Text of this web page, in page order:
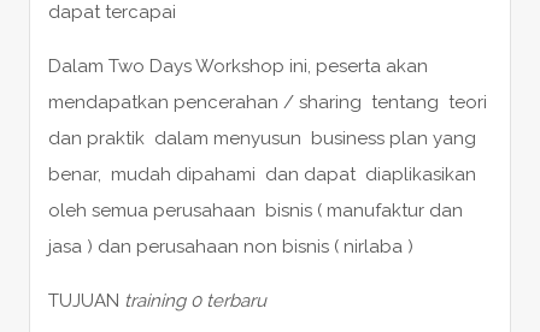
dapat tercapai
Dalam Two Days Workshop ini, peserta akan
mendapatkan pencerahan / sharing tentang teori
dan praktik dalam menyusun business plan yang
benar, mudah dipahami dan dapat diaplikasikan
oleh semua perusahaan bisnis ( manufaktur dan
jasa ) dan perusahaan non bisnis ( nirlaba )
TUJUAN training 0 terbaru